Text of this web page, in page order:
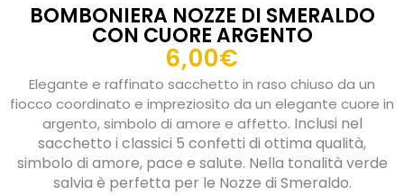
BOMBONIERA NOZZE DI SMERALDO
CON CUORE ARGENTO
6,00€
Elegante e raffinato sacchetto in raso chiuso da un
fiocco coordinato e impreziosito da un elegante cuore in
argento, simbolo di amore e affetto. Inclusi nel
sacchetto i classici 5 confetti di ottima qualità,
simbolo di amore, pace e salute. Nella tonalità verde
salvia è perfetta per le Nozze di Smeraldo.